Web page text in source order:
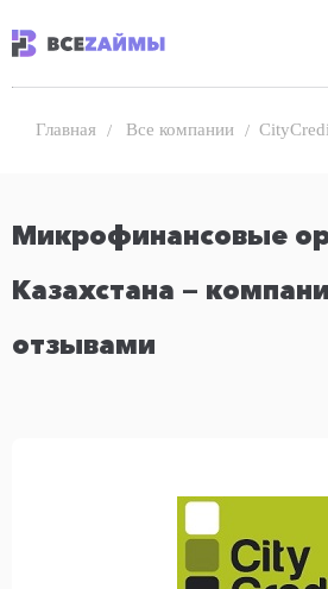
Главная Все компании
Микрофинансовые
Казахстана —
отзывами